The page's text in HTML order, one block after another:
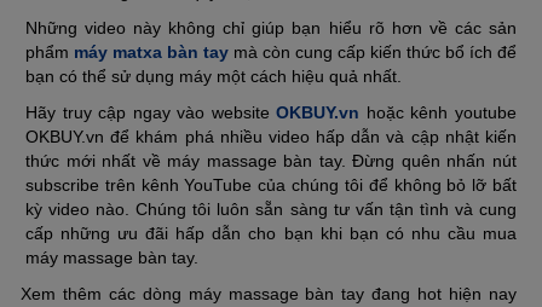
Những video này không chỉ giúp bạn hiểu rõ hơn về các sản
phẩm máy matxa bàn tay mà còn cung cấp kiến thức bổ ích để
bạn có thể sử dụng máy một cách hiệu quả nhất.
Hãy truy cập ngay vào websiteOKBUY.vn hoặc kênh youtube
OKBUY.vn để khám phá nhiều video hấp dẫn và cập nhật kiến
thức mới nhất về máy massage bàn tay. Đừng quên nhấn nút
subscribe trên kênh YouTube của chúng tôi để không bỏ lỡ bất
kỳ video nào. Chúng tôi luôn sẵn sàng tư vấn tận tình và cung
cấp những ưu đãi hấp dẫn cho bạn khi bạn có nhu cầu mua
máy massage bàn tay.
Xem thêm các dòng máy massage bàn tay đang hot hiện nay